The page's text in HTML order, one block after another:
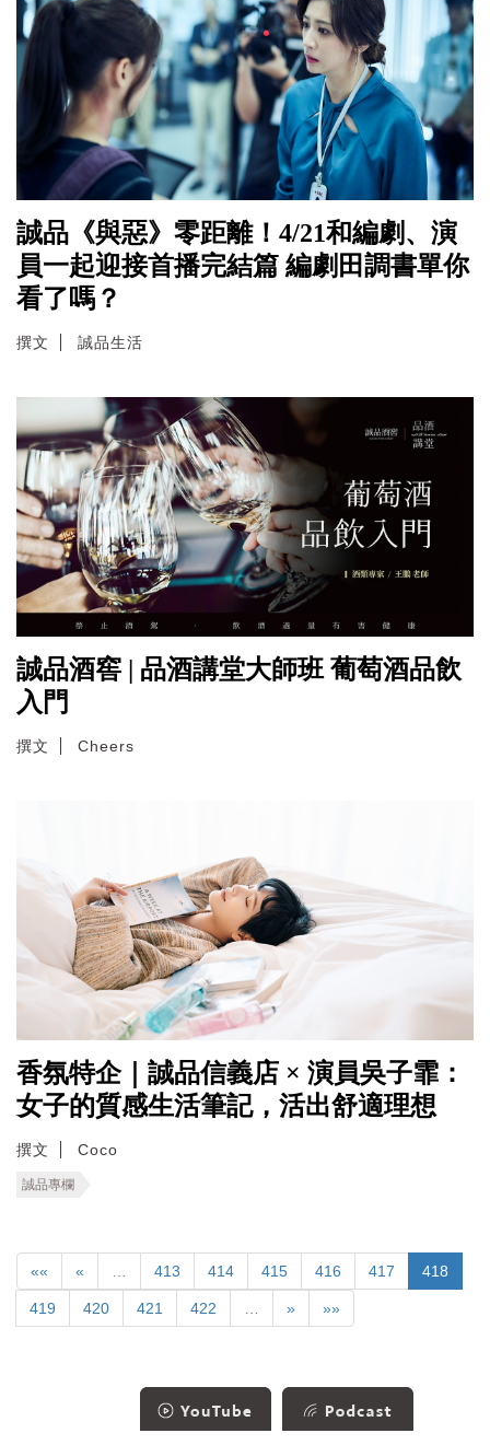
誠品《與惡》零距離！4/21和編劇、演
員一起迎接首播完結篇 編劇田調書單你
看了嗎？
撰文 誠品生活
誠品酒窖 | 品酒講堂大師班 葡萄酒品飲
入門
撰文 Cheers
香氛特企｜誠品信義店 × 演員吳子霏：
女子的質感生活筆記，活出舒適理想
撰文 Coco
誠品專欄
«« « 413 414 415 416 417 418
419 420 421 422 » »»